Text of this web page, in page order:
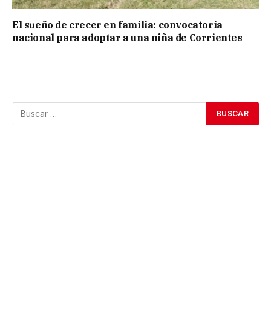
El sueño de crecer en familia: convocatoria
nacional para adoptar a una niña de Corrientes